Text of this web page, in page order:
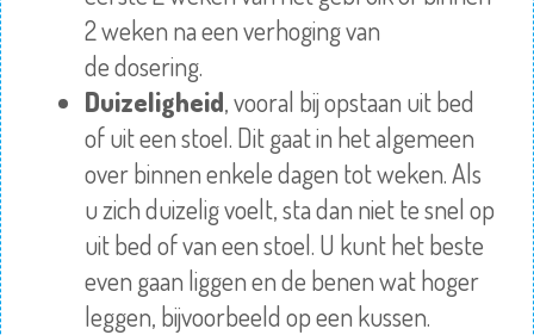
2 weken na een verhoging van
dedosering.
Duizeligheid, vooral bij opstaan uit bed
of uit een stoel. Dit gaat in het algemeen
over binnen enkele dagen tot weken. Als
u zich duizelig voelt, sta dan niet te snel op
uit bed of van een stoel. U kunt het beste
even gaan liggen en de benen wat hoger
leggen, bijvoorbeeld op een kussen.